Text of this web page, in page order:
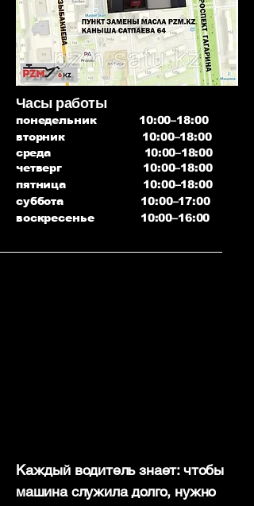
Часы работы
понедельник 10:00–18:00
вторник 10:00–18:00
среда 10:00–18:00
четверг 10:00–18:00
пятница 10:00–18:00
суббота 10:00–17:00
воскресенье 10:00–16:00
Каждый водитель знает: чтобы
машина служила долго, нужно